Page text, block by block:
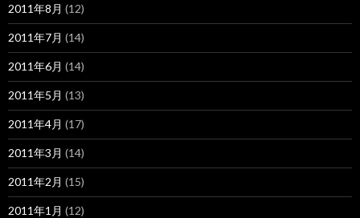
2011年8月 (12)
2011年7月 (14)
2011年6月 (14)
2011年5月 (13)
2011年4月 (17)
2011年3月 (14)
2011年2月 (15)
2011年1月 (12)